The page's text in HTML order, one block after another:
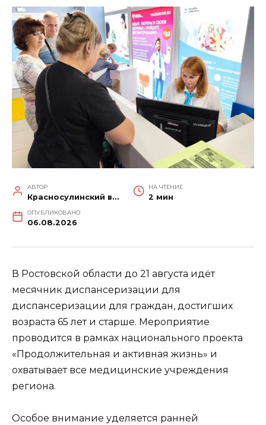
АВТОР
Красносулинский вестник
НА ЧТЕНИЕ
2 мин
ОПУБЛИКОВАНО
06.08.2026
В Ростовской области до 21 августа идёт
месячник диспансеризации для
диспансеризации для граждан, достигших
возраста 65 лет и старше. Мероприятие
проводится в рамках национального проекта
«Продолжительная и активная жизнь» и
охватывает все медицинские учреждения
региона.
Особое внимание уделяется ранней